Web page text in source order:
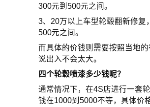
300元到500元之间。
3、20万以上车型轮毂翻新修复
500元之间。
而具体的价钱则需要按照当地
说出入不会太大。
四个轮毂喷漆多少钱呢？
通常情况下，在4S店进行一套
钱在1000到5000不等，具体价